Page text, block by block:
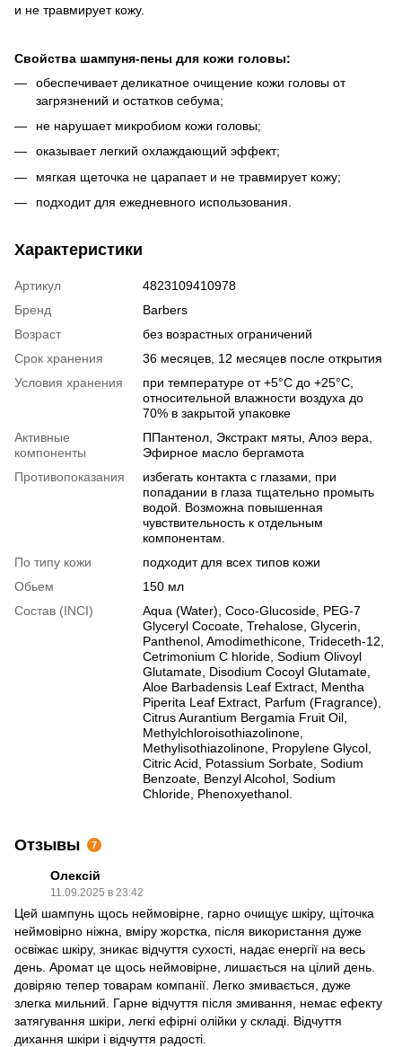
и не травмирует кожу.
Свойства шампуня-пены для кожи головы:
обеспечивает деликатное очищение кожи головы от
загрязнений и остатков себума;
не нарушает микробиом кожи головы;
оказывает легкий охлаждающий эффект;
мягкая щеточка не царапает и не травмирует кожу;
подходит для ежедневного использования.
Характеристики
Артикул
4823109410978
Бренд
Barbers
Возраст
без возрастных ограничений
Срок хранения
36 месяцев, 12 месяцев после открытия
Условия хранения
при температуре от +5°C до +25°C,
относительной влажности воздуха до
70% в закрытой упаковке
Активные
компоненты
ППантенол, Экстракт мяты, Алоэ вера,
Эфирное масло бергамота
Противопоказания
избегать контакта с глазами, при
попадании в глаза тщательно промыть
водой. Возможна повышенная
чувствительность к отдельным
компонентам.
По типу кожи
подходит для всех типов кожи
Обьем
150 мл
Состав (INCI)
Aqua (Water), Coco-Glucoside, PEG-7
Glyceryl Cocoate, Trehalose, Glycerin,
Panthenol, Amodimethicone, Trideceth-12,
Cetrimonium С hloride, Sodium Olivoyl
Glutamate, Disodium Cocoyl Glutamate,
Aloe Barbadensis Leaf Extract, Mentha
Piperita Leaf Extract, Parfum (Fragrance),
Citrus Aurantium Bergamia Fruit Oil,
Methylchloroisothiazolinone,
Methylisothiazolinone, Propylene Glycol,
Citric Acid, Potassium Sorbate, Sodium
Benzoate, Benzyl Alcohol, Sodium
Chloride, Phenoxyethanol.
Отзывы 7
Олексій
11.09.2025 в 23:42
Цей шампунь щось неймовірне, гарно очищує шкіру, щіточка
неймовірно ніжна, вміру жорстка, після використання дуже
освіжає шкіру, зникає відчуття сухості, надає енергії на весь
день. Аромат це щось неймовірне, лишається на цілий день.
довіряю тепер товарам компанії. Легко змивається, дуже
злегка мильний. Гарне відчуття після змивання, немає ефекту
затягування шкіри, легкі ефірні олійки у складі. Відчуття
дихання шкіри і відчуття радості.